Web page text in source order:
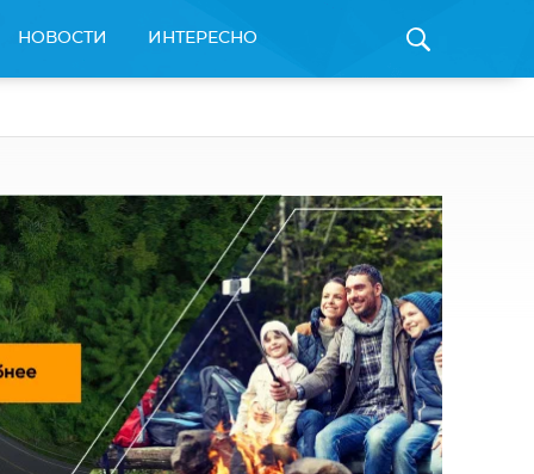
НОВОСТИ ИНТЕРЕСНО